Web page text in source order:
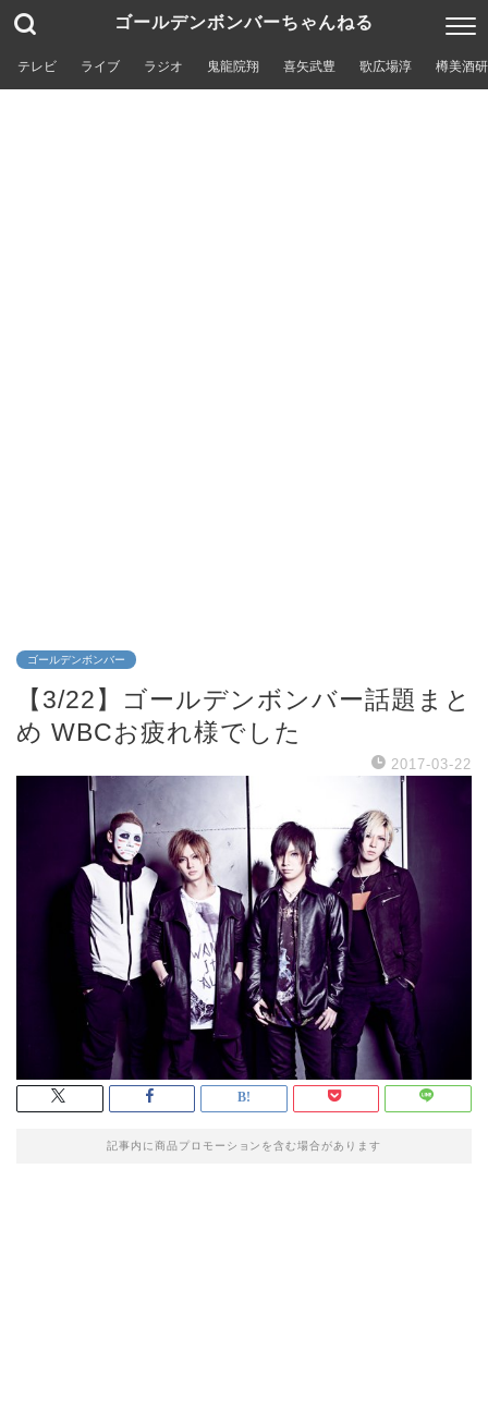
ゴールデンボンバーちゃんねる
テレビ ライブ ラジオ 鬼龍院翔 喜矢武豊 歌広場淳 樽美酒
ゴールデンボンバー
【3/22】ゴールデンボンバー話題まと
め WBCお疲れ様でした
2017-03-22
記事内に商品プロモーションを含む場合があります